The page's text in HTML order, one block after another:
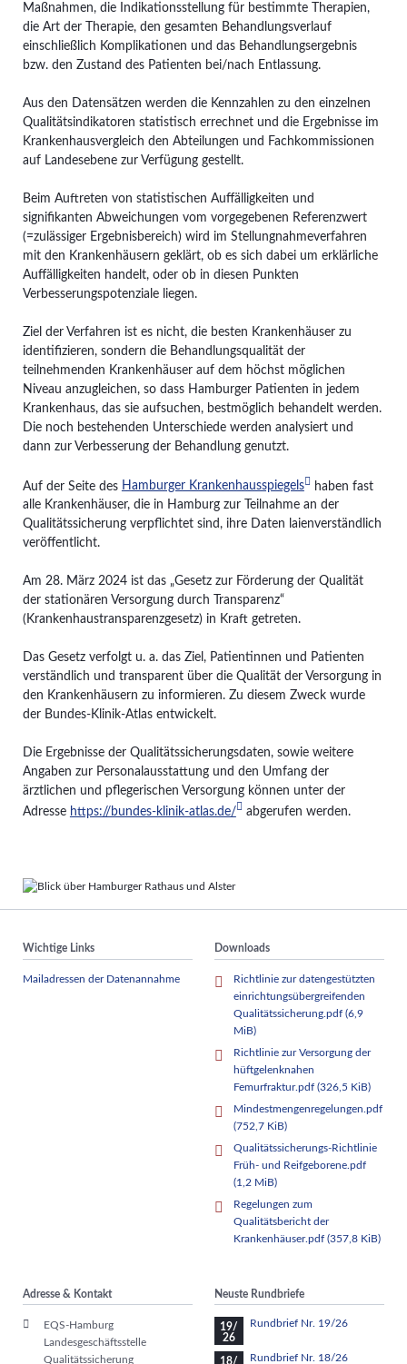
Maßnahmen, die Indikationsstellung für bestimmte Therapien,
die Art der Therapie, den gesamten Behandlungsverlauf
einschließlich Komplikationen und das Behandlungsergebnis
bzw. den Zustand des Patienten bei/nach Entlassung.
Aus den Datensätzen werden die Kennzahlen zu den einzelnen
Qualitätsindikatoren statistisch errechnet und die Ergebnisse im
Krankenhausvergleich den Abteilungen und Fachkommissionen
auf Landesebene zur Verfügung gestellt.
Beim Auftreten von statistischen Auffälligkeiten und
signifikanten Abweichungen vom vorgegebenen Referenzwert
(=zulässiger Ergebnisbereich) wird im Stellungnahmeverfahren
mit den Krankenhäusern geklärt, ob es sich dabei um erklärliche
Auffälligkeiten handelt, oder ob in diesen Punkten
Verbesserungspotenziale liegen.
Ziel der Verfahren ist es nicht, die besten Krankenhäuser zu
identifizieren, sondern die Behandlungsqualität der
teilnehmenden Krankenhäuser auf dem höchst möglichen
Niveau anzugleichen, so dass Hamburger Patienten in jedem
Krankenhaus, das sie aufsuchen, bestmöglich behandelt werden.
Die noch bestehenden Unterschiede werden analysiert und
dann zur Verbesserung der Behandlung genutzt.
Auf der Seite des Hamburger Krankenhausspiegels
haben fast
alle Krankenhäuser, die in Hamburg zur Teilnahme an der
Qualitätssicherung verpflichtet sind, ihre Daten laienverständlich
veröffentlicht.
Am 28. März 2024 ist das „Gesetz zur Förderung der Qualität
der stationären Versorgung durch Transparenz“
(Krankenhaustransparenzgesetz) in Kraft getreten.
Das Gesetz verfolgt u. a. das Ziel, Patientinnen und Patienten
verständlich und transparent über die Qualität der Versorgung in
den Krankenhäusern zu informieren. Zu diesem Zweck wurde
der Bundes-Klinik-Atlas entwickelt.
Die Ergebnisse der Qualitätssicherungsdaten, sowie weitere
Angaben zur Personalausstattung und den Umfang der
ärztlichen und pflegerischen Versorgung können unter der
Adresse https://bundes-klinik-atlas.de/ abgerufen werden.
Wichtige Links
Mailadressen der Datenannahme
Downloads
Richtlinie zur datengestützten
einrichtungsübergreifenden
Qualitätssicherung.pdf(6,9
MiB)
Richtlinie zur Versorgung der
hüftgelenknahen
Femurfraktur.pdf(326,5 KiB)
Mindestmengenregelungen.pdf
(752,7 KiB)
Qualitätssicherungs-Richtlinie
Früh- und Reifgeborene.pdf
(1,2 MiB)
Regelungen zum
Qualitätsbericht der
Krankenhäuser.pdf(357,8 KiB)
Adresse & Kontakt
EQS-Hamburg
Landesgeschäftsstelle
Qualitätssicherung
Neuste Rundbriefe
19/
26
Rundbrief Nr. 19/26
18/ Rundbrief Nr. 18/26